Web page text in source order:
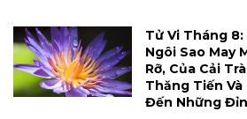
Tử Vi Tháng 8:
Ngôi Sao May
Rỡ, Của Cải
Thăng Tiến
Đến Những